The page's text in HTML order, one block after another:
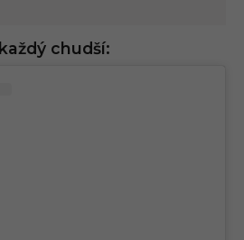
chudší: